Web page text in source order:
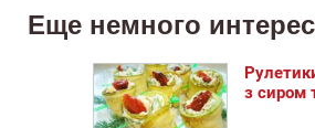
Еще немного
з сиром